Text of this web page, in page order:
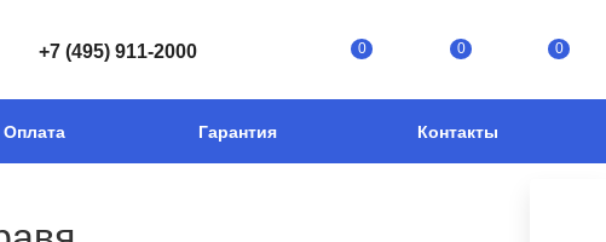
+7 (495) 911-2000 0 0 0
Оплата Гарантия Контакты